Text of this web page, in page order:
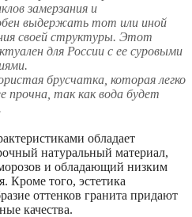
замерзания и
выдержать тот или иной
своей структуры. Этот
для России с ее суровыми
брусчатка, которая легко
прочна, так как вода будет
обладает
натуральный материал,
и обладающий низким
Кроме того, эстетика
оттенков гранита придают
качества.